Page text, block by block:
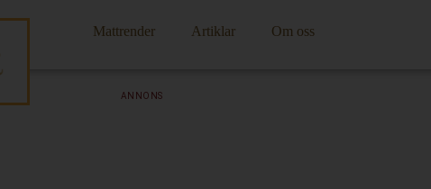
Mattrender Artiklar Om oss
ANNONS